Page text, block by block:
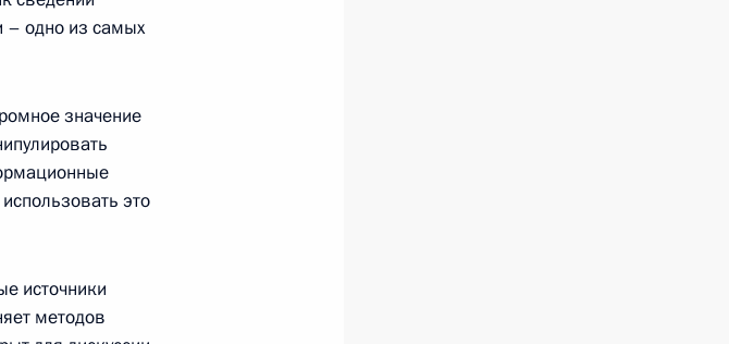
– одно из самых
значение
это
источники
методов